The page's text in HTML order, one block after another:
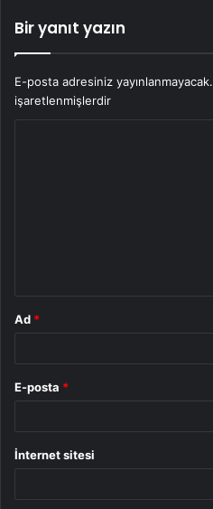
Bir yanıt yazın
E-posta adresiniz yayınlanmayacak.
işaretlenmişlerdir
Ad *
E-posta *
İnternet sitesi